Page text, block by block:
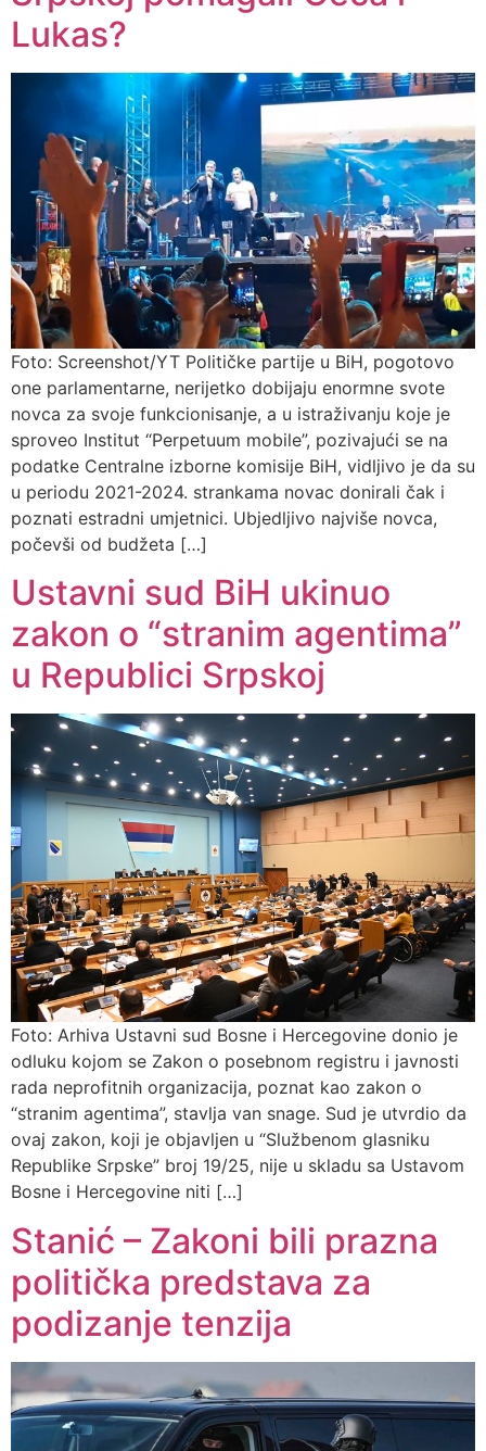
Lukas?
Foto: Screenshot/YT Političke partije u BiH, pogotovo
one parlamentarne, nerijetko dobijaju enormne svote
novca za svoje funkcionisanje, a u istraživanju koje je
sproveo Institut “Perpetuum mobile”, pozivajući se na
podatke Centralne izborne komisije BiH, vidljivo je da su
u periodu 2021-2024. strankama novac donirali čak i
poznati estradni umjetnici. Ubjedljivo najviše novca,
počevši od budžeta […]
Ustavni sud BiH ukinuo
zakon o “stranim agentima”
u Republici Srpskoj
Foto: Arhiva Ustavni sud Bosne i Hercegovine donio je
odluku kojom se Zakon o posebnom registru i javnosti
rada neprofitnih organizacija, poznat kao zakon o
“stranim agentima”, stavlja van snage. Sud je utvrdio da
ovaj zakon, koji je objavljen u “Službenom glasniku
Republike Srpske” broj 19/25, nije u skladu sa Ustavom
Bosne i Hercegovine niti […]
Stanić – Zakoni bili prazna
politička predstava za
podizanje tenzija